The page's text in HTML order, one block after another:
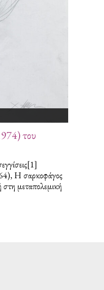
του
Η σαρκοφάγος
μεταπολεμική